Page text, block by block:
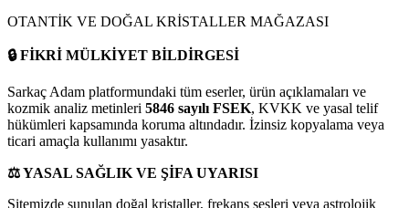
OTANTİK VE DOĞAL KRİSTALLER MAĞAZASI
🔒FİKRİ MÜLKİYET BİLDİRGESİ
Sarkaç Adam platformundaki tüm eserler, ürün açıklamaları ve
kozmik analiz metinleri 5846 sayılı FSEK, KVKK ve yasal telif
hükümleri kapsamında koruma altındadır. İzinsiz kopyalama veya
ticari amaçla kullanımı yasaktır.
⚖️YASAL SAĞLIK VE ŞİFA UYARISI
Sitemizde sunulan doğal kristaller, frekans sesleri veya astrolojik